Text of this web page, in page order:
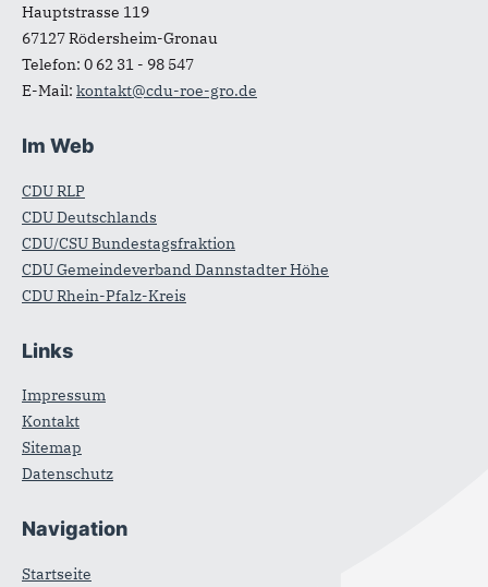
Hauptstrasse 119
67127Rödersheim-Gronau
Telefon: 0 62 31 - 98 547
E-Mail: kontakt@cdu-roe-gro.de
Im Web
CDU RLP
CDU Deutschlands
CDU/CSU Bundestagsfraktion
CDU Gemeindeverband Dannstadter Höhe
CDU Rhein-Pfalz-Kreis
Links
Impressum
Kontakt
Sitemap
Datenschutz
Navigation
Startseite